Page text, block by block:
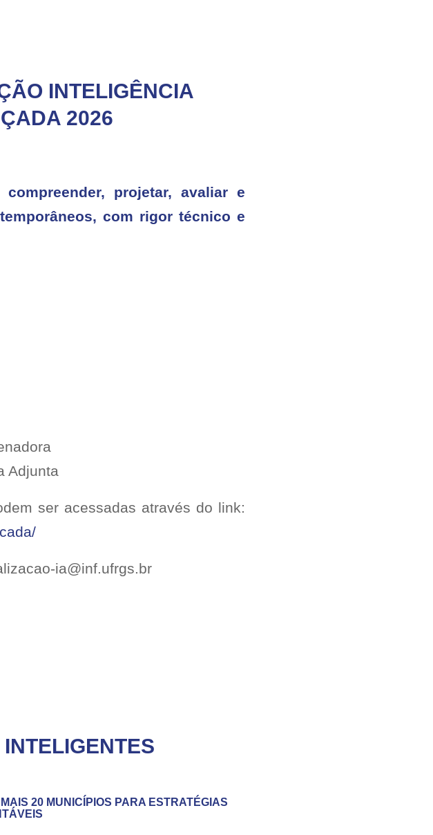
INTELIGÊNCIA
2026
projetar, avaliar e
com rigor técnico e
Adjunta
ser acessadas através do link:
ia@inf.ufrgs.br
20 MUNICÍPIOS PARA ESTRATÉGIAS